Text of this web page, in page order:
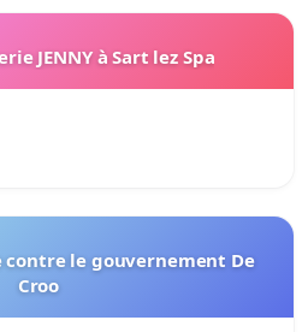
JENNY à Sart lez Spa
le gouvernement De
Croo